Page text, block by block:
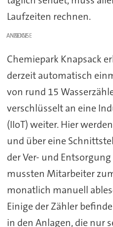
Laufzeiten rechnen.
ANZEIGE
Chemiepark Knapsack
derzeit automatisch
von rund 15
verschlüsselt an eine
(IIoT) weiter. Hier
und über eine
der Ver- und
mussten Mitarbeiter
monatlich manuell
Einige der Zähler
in den Anlagen, die nur